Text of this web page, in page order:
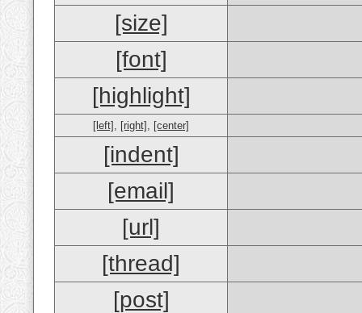
[size]
[font]
[highlight]
[left] , [right] , [center]
[indent]
[email]
[url]
[thread]
[post]